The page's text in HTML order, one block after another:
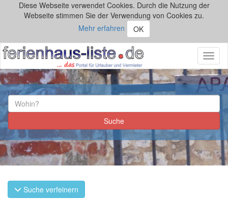
Diese Webseite verwendet Cookies. Durch die Nutzung der
Webseite stimmen Sie der Verwendung von Cookies zu.
Mehr erfahren
OK
Suche verfeinern